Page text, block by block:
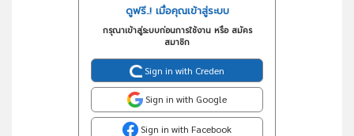
ดูฟรี..! เมื่อคุณเข้าสู่ระบบ
กรุณาเข้าสู่ระบบก่อนการใช้งาน หรือ สมัคร
สมาชิก
Sign in with Creden
Sign in with Google
Sign in with Facebook